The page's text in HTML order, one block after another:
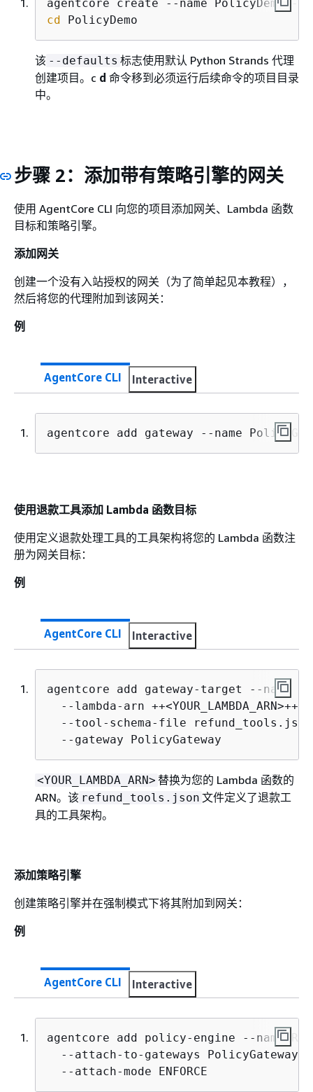
cd PolicyDemo
该 --defaults 标志使用默认 Python Strands 代理
创建项目。c d 命令移到必须运行后续命令的项目目录
中。
步骤 2：添加带有策略引擎的网关
使用 AgentCore CLI 向您的项目添加网关、Lambda 函数
目标和策略引擎。
添加网关
创建一个没有入站授权的网关（为了简单起见本教程），
然后将您的代理附加到该网关：
例
AgentCore CLI Interactive
agentcore add gateway --name
使用退款工具添加 Lambda 函数目标
使用定义退款处理工具的工具架构将您的 Lambda 函数注
册为网关目标：
例
AgentCore CLI Interactive
agentcore add gateway-target --name
  --lambda-arn ++<YOUR_LAMBDA_ARN>++ \
--tool-schema-file
  --gateway PolicyGateway
<YOUR_LAMBDA_ARN> 替换为您的 Lambda 函数的
ARN。该 refund_tools.json 文件定义了退款工
具的工具架构。
添加策略引擎
创建策略引擎并在强制模式下将其附加到网关：
例
AgentCore CLI Interactive
agentcore add policy-engine --name
  --attach-to-gateways PolicyGateway \
  --attach-mode ENFORCE